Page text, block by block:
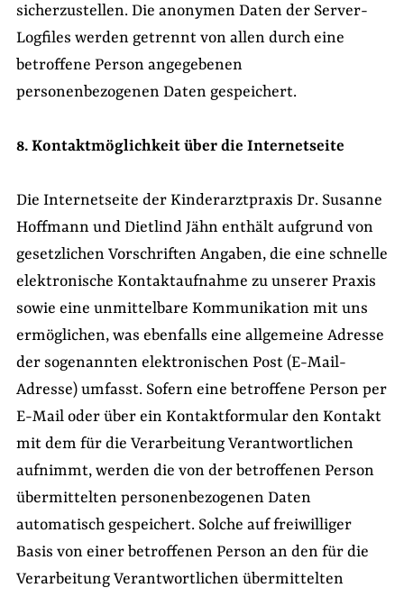
sicherzustellen. Die anonymen Daten der Server-
Logfiles werden getrennt von allen durch eine
betroffene Person angegebenen
personenbezogenen Daten gespeichert.
8. Kontaktmöglichkeit über die Internetseite
Die Internetseite der Kinderarztpraxis Dr. Susanne
Hoffmann und Dietlind Jähn enthält aufgrund von
gesetzlichen Vorschriften Angaben, die eine schnelle
elektronische Kontaktaufnahme zu unserer Praxis
sowie eine unmittelbare Kommunikation mit uns
ermöglichen, was ebenfalls eine allgemeine Adresse
der sogenannten elektronischen Post (E-Mail-
Adresse) umfasst. Sofern eine betroffene Person per
E-Mail oder über ein Kontaktformular den Kontakt
mit dem für die Verarbeitung Verantwortlichen
aufnimmt, werden die von der betroffenen Person
übermittelten personenbezogenen Daten
automatisch gespeichert. Solche auf freiwilliger
Basis von einer betroffenen Person an den für die
Verarbeitung Verantwortlichen übermittelten